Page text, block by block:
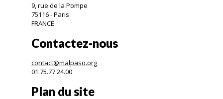
9, rue de la Pompe
75116 - Paris
FRANCE
Contactez-nous
contact@malpaso.org
01.75.77.24.00
Plan du site